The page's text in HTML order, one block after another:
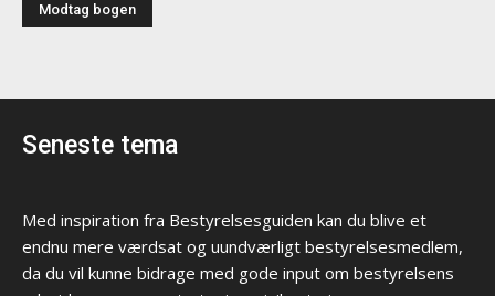
Seneste tema
Med inspiration fra Bestyrelsesguiden kan du blive et
endnu mere værdsat og uundværligt bestyrelsesmedlem,
da du vil kunne bidrage med gode input om bestyrelsens